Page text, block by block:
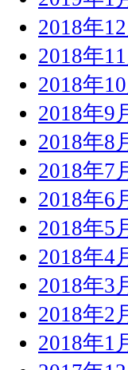
2018年12
2018年11
2018年10
2018年9
2018年8
2018年7
2018年6
2018年5
2018年4
2018年3
2018年2
2018年1